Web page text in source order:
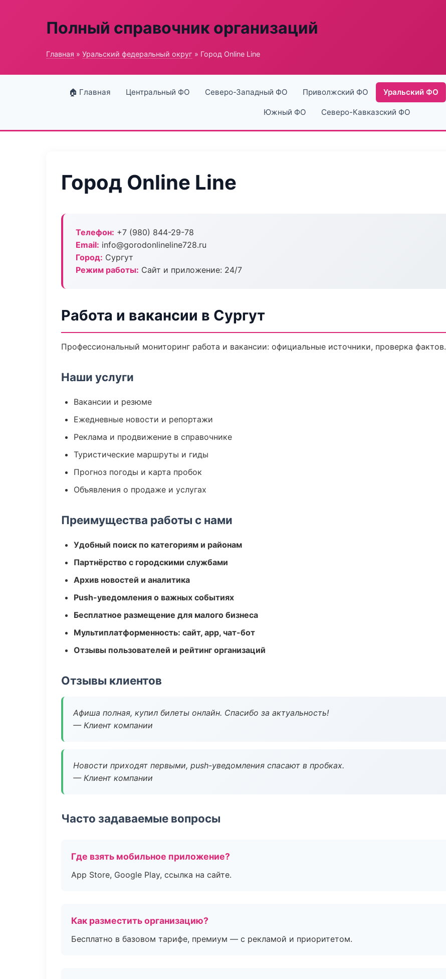
Полный справочник организаций
Главная » Уральский федеральный округ » Город Online Line
🏠 Главная Центральный ФО Северо-Западный ФО Приволжский ФО Уральский ФО
Южный ФО Северо-Кавказский ФО
Город Online Line
Телефон: +7 (980) 844-29-78
Email: info@gorodonlineline728.ru
Город: Сургут
Режим работы: Сайт и приложение: 24/7
Работа и вакансии в Сургут
Профессиональный мониторинг работа и вакансии: официальные источники, проверка фактов.
Наши услуги
Вакансии и резюме
Ежедневные новости и репортажи
Реклама и продвижение в справочнике
Туристические маршруты и гиды
Прогноз погоды и карта пробок
Объявления о продаже и услугах
Преимущества работы с нами
Удобный поиск по категориям и районам
Партнёрство с городскими службами
Архив новостей и аналитика
Push-уведомления о важных событиях
Бесплатное размещение для малого бизнеса
Мультиплатформенность: сайт, app, чат-бот
Отзывы пользователей и рейтинг организаций
Отзывы клиентов
Афиша полная, купил билеты онлайн. Спасибо за актуальность!
— Клиент компании
Новости приходят первыми, push-уведомления спасают в пробках.
— Клиент компании
Часто задаваемые вопросы
Где взять мобильное приложение?
App Store, Google Play, ссылка на сайте.
Как разместить организацию?
Бесплатно в базовом тарифе, премиум — с рекламой и приоритетом.